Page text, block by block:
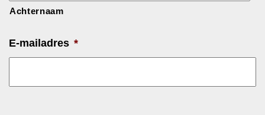
Achternaam
E-mailadres *